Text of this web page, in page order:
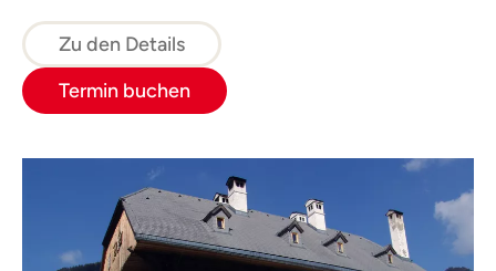
Fauna.Zu den Details
Termin buchen